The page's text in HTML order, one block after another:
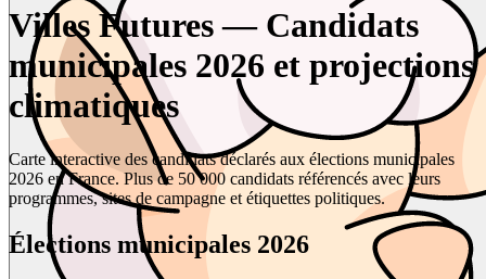
Villes Futures — Candidats
municipales 2026 et projections
climatiques
Carte interactive des candidats déclarés aux élections municipales
2026 en France. Plus de 50 000 candidats référencés avec leurs
programmes, sites de campagne et étiquettes politiques.
Élections municipales 2026